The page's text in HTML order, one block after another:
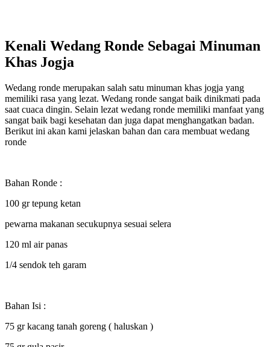
Kenali Wedang Ronde Sebagai Minuman
Khas Jogja
Wedang ronde merupakan salah satu minuman khas jogja yang
memiliki rasa yang lezat. Wedang ronde sangat baik dinikmati pada
saat cuaca dingin. Selain lezat wedang ronde memiliki manfaat yang
sangat baik bagi kesehatan dan juga dapat menghangatkan badan.
Berikut ini akan kami jelaskan bahan dan cara membuat wedang
ronde
Bahan Ronde :
100 gr tepung ketan
pewarna makanan secukupnya sesuai selera
120 ml air panas
1/4 sendok teh garam
Bahan Isi :
75 gr kacang tanah goreng ( haluskan )